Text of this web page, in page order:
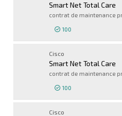
Smart Net Total Care
contrat de maintenance
100
Cisco
Smart Net Total Care
contrat de maintenance
100
Cisco